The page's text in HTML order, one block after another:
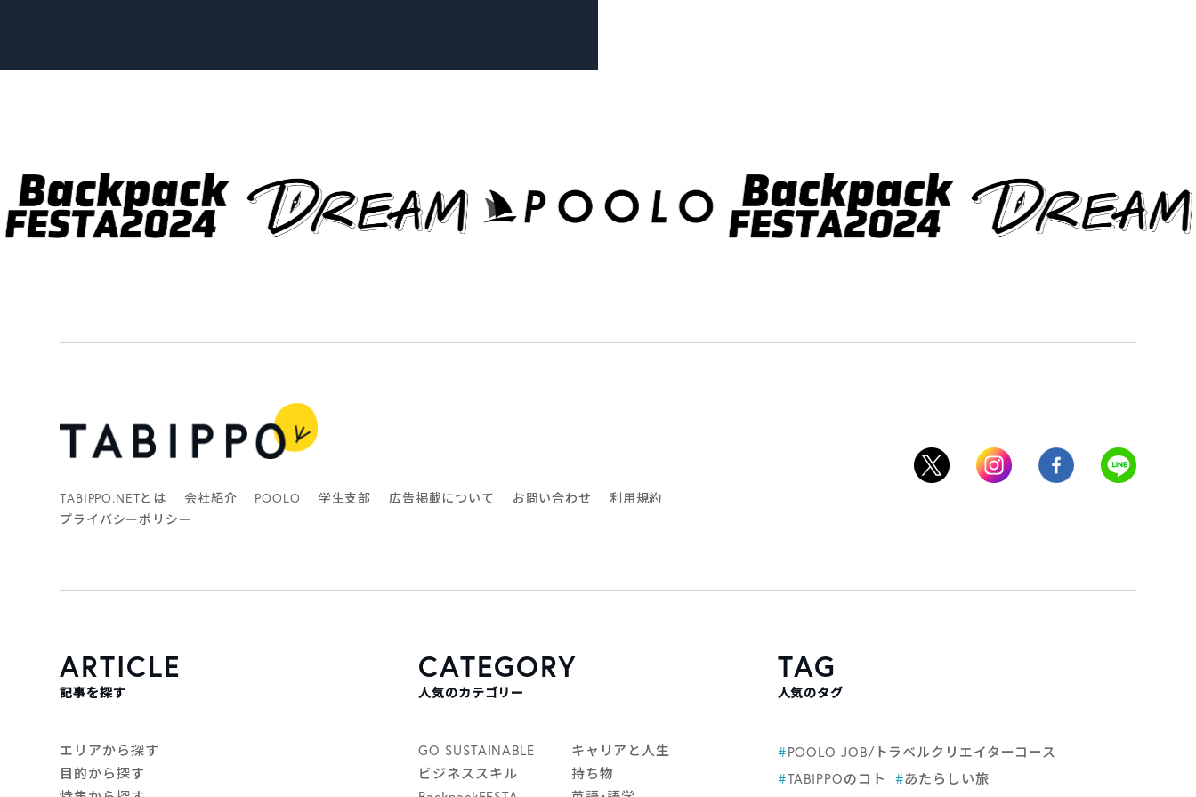
TABIPPO.NETとは 会社紹介 POOLO 学生支部 広告掲載について お問い合わせ
利用規約
プライバシーポリシー
ARTICLE
記事を探す
エリアから探す
目的から探す
CATEGORY
人気のカテゴリー
GO SUSTAINABLE
キャリアと人生
ビジネススキル
持ち物
TAG
人気のタグ
#POOLO JOB/トラベルクリエイターコース
#TABIPPOのコト #あたらしい旅